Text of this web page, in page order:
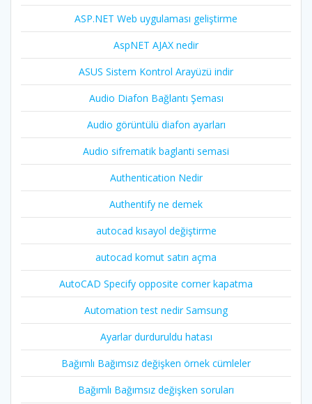
ASP.NET Web uygulaması geliştirme
AspNET AJAX nedir
ASUS Sistem Kontrol Arayüzü indir
Audio Diafon Bağlantı Şeması
Audio görüntülü diafon ayarları
Audio sifrematik baglanti semasi
Authentication Nedir
Authentify ne demek
autocad kısayol değiştirme
autocad komut satırı açma
AutoCAD Specify opposite corner kapatma
Automation test nedir Samsung
Ayarlar durduruldu hatası
Bağımlı Bağımsız değişken örnek cümleler
Bağımlı Bağımsız değişken soruları